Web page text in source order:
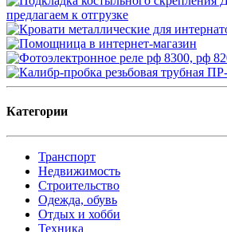
Категории
Транспорт
Недвижимость
Строительство
Одежда, обувь
Отдых и хобби
Техника